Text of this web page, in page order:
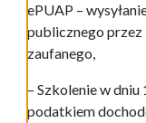
ePUAP –
publicznego
zaufanego,
– Szkolenie w
podatkiem